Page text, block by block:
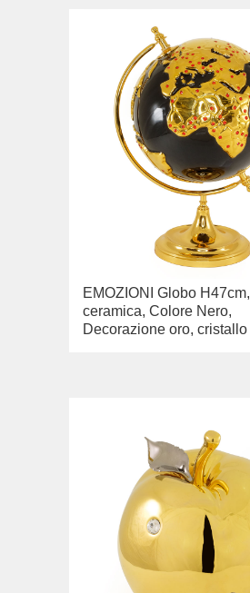
EMOZIONI Globo H47cm,
ceramica, Colore Nero,
Decorazione oro, cristallo